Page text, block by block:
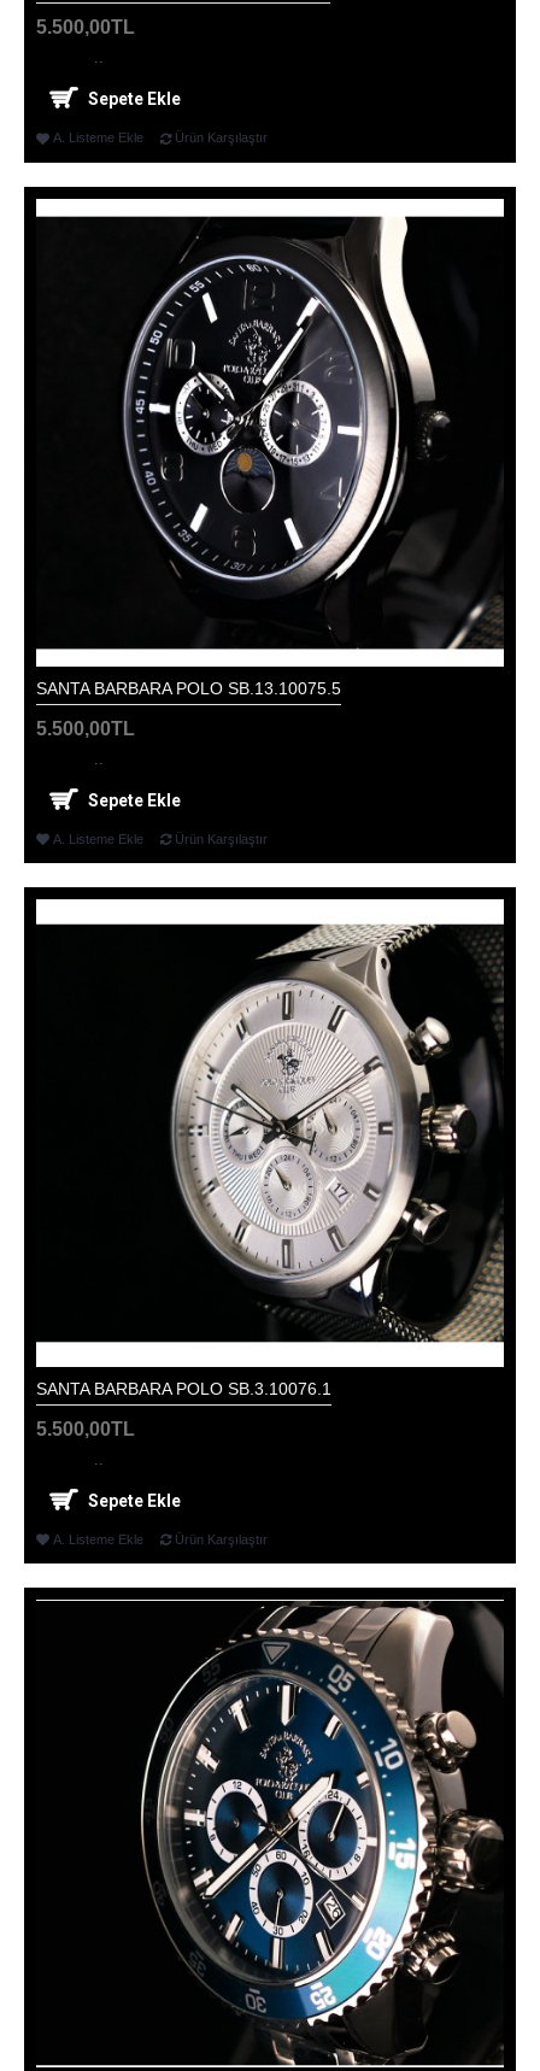
5.500,00TL
..
Sepete Ekle
A. Listeme Ekle Ürün Karşılaştır
SANTA BARBARA POLO SB.13.10075.5
5.500,00TL
Sepete Ekle
A. Listeme Ekle Ürün Karşılaştır
SANTA BARBARA POLO SB.3.10076.1
5.500,00TL
Sepete Ekle
A. Listeme Ekle Ürün Karşılaştır